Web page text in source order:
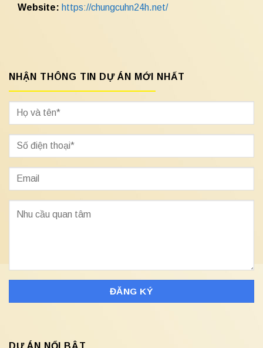
Website: https://chungcuhn24h.net/
NHẬN THÔNG TIN DỰ ÁN MỚI NHẤT
DỰ ÁN NỔI BẬT